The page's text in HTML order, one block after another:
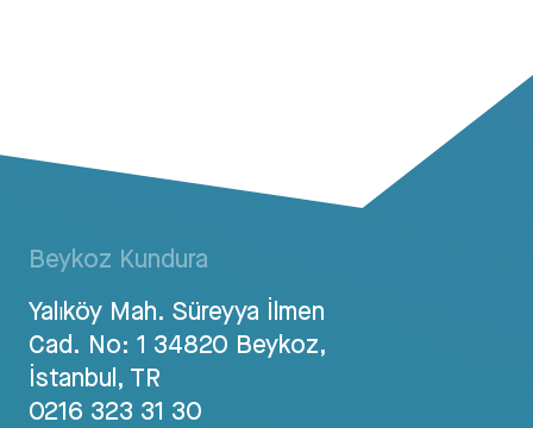
Beykoz Kundura
Yalıköy Mah. Süreyya İlmen
Cad. No: 1 34820 Beykoz,
İstanbul, TR
0216 323 31 30